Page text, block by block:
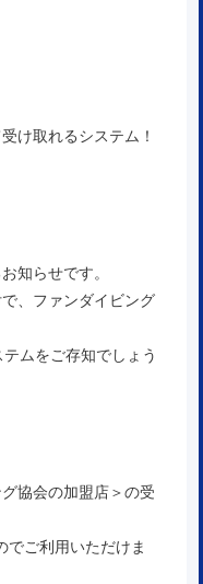
け取れるシステム！
知らせです。
、ファンダイビング
テムをご存知でしょう
協会の加盟店＞の受
でご利用いただけま